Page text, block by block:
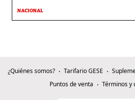
NACIONAL
¿Quiénes somos? Tarifario GESE
Puntos de venta
Términos y